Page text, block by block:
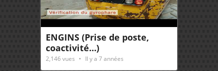
ENGINS (Prise de poste,
coactivité…)
2,146 vues Il y a 7 années